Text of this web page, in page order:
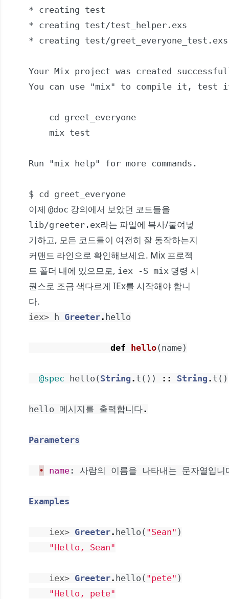
* creating test
* creating test/test_helper.exs
* creating test/greet_everyone_test.exs
Your Mix project was created
You can use "mix" to compile it, test
    cd greet_everyone
    mix test
Run "mix help" for more commands.
이제 @doc 강의에서 보았던 코드들을
lib/greeter.ex라는 파일에 복사/붙여넣
기하고, 모든 코드들이 여전히 잘 동작하는지
커맨드 라인으로 확인해보세요. Mix 프로젝
트 폴더 내에 있으므로, iex -S mix 명령 시
퀀스로 조금 색다르게 IEx를 시작해야 합니
다.
iex> h Greeter. hello
def hello( name)
@spec hello ( String . t ( ) ) :: String . t ( )
hello 메시지를 출력합니다.
Parameters
• name : 사람의 이름을 나타내는 문자열입니
Examples
iex> Greeter. hello ( "Sean" )
"Hello, Sean"
iex> Greeter. hello ( "pete" )
"Hello, pete"